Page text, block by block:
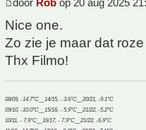
Nice one.
Zo zie je maar dat
Thx Filmo!
08/09, -14.7°C__14/15, - 3.6°C__20/21, -9.1°C
09/10, -10.0°C__15/16, - 5.9°C__21/22, -5.2°C
10/11, - 7.9°C__16/17, - 7.9°C__21/22, -6.9°C